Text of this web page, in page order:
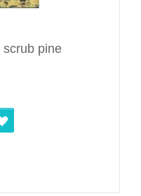
scrub pine